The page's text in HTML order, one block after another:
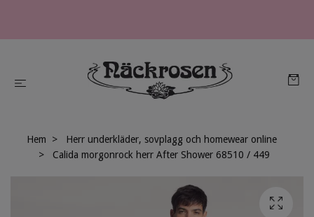
Hem
Herr underkläder, sovplagg och homewear online
Calida morgonrock herr After Shower 68510 / 449